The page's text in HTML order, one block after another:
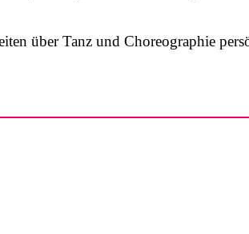
über Tanz und Choreographie